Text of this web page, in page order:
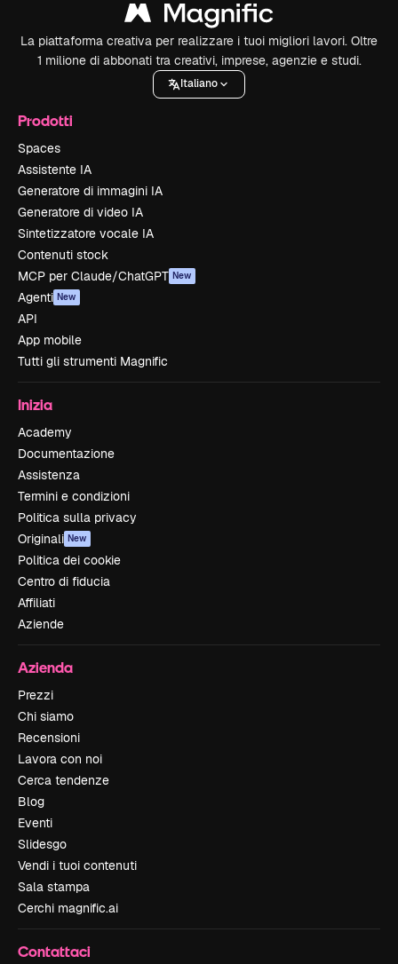
La piattaforma creativa per realizzare i tuoi migliori lavori. Oltre
1 milione di abbonati tra creativi, imprese, agenzie e studi.
Italiano
Prodotti
Spaces
Assistente IA
Generatore di immagini IA
Generatore di video IA
Sintetizzatore vocale IA
Contenuti stock
MCP per Claude/ChatGPT New
Agenti New
API
App mobile
Tutti gli strumenti Magnific
Inizia
Academy
Documentazione
Assistenza
Termini e condizioni
Politica sulla privacy
Originali New
Politica dei cookie
Centro di fiducia
Affiliati
Aziende
Azienda
Prezzi
Chi siamo
Recensioni
Lavora con noi
Cerca tendenze
Blog
Eventi
Slidesgo
Vendi i tuoi contenuti
Sala stampa
Cerchi magnific.ai
Contattaci